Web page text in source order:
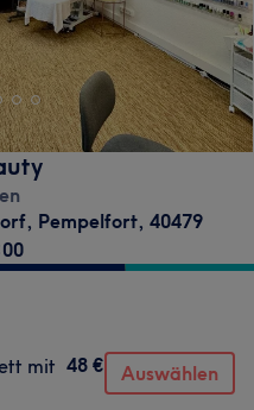
Pempelfort, 40479
mit 48 € Auswählen